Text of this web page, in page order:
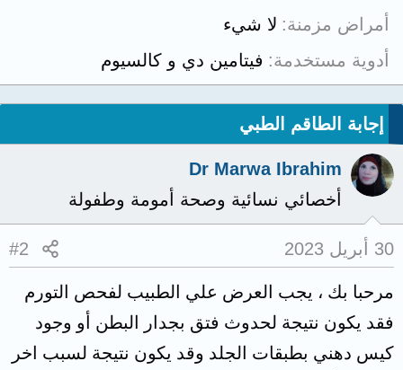
أمراض مزمنة لا شيء
أدوية مستخدمة
فيتامين دي و كالسيوم
إجابة الطاقم الطبي
Dr Marwa Ibrahim
أخصائي نسائية وصحة أمومة وطفولة
30 أبريل 2023 #2
مرحبا بك ، يجب العرض علي الطبيب لفحص التورم
فقد يكون نتيجة لحدوث فتق بجدار البطن أو وجود
كيس دهني بطبقات الجلد وقد يكون نتيجة لسبب اخر